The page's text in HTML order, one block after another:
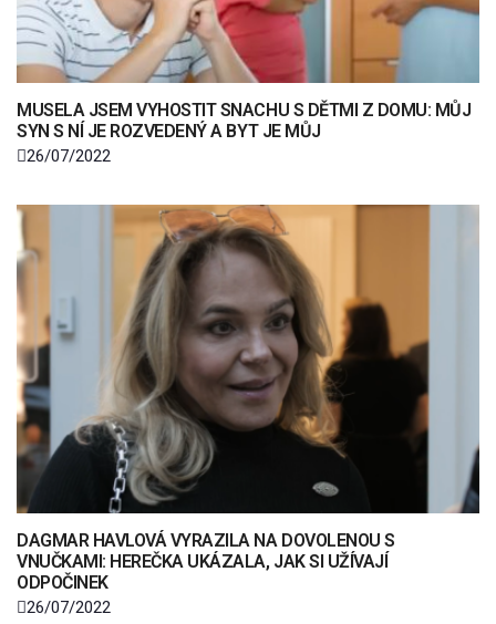
MUSELA JSEM VYHOSTIT SNACHU S DĚTMI Z DOMU: MŮJ
SYN S NÍ JE ROZVEDENÝ A BYT JE MŮJ
26/07/2022
DAGMAR HAVLOVÁ VYRAZILA NA DOVOLENOU S
VNUČKAMI: HEREČKA UKÁZALA, JAK SI UŽÍVAJÍ
ODPOČINEK
26/07/2022